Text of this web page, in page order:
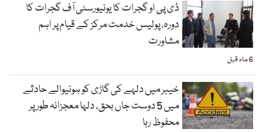
6 ماہ قبل
ڈی پی او گجرات کا یونیورسٹی آف گجرات کا
دورہ، پولیس خدمت مرکز کے قیام پر اہم
مشاورت
خیبر میں دلہے کی گاڑی کو ہونیوالے حادثے
میں 5 دوست جاں بحق، دلہا معجزانہ طور پر
محفوظ رہا